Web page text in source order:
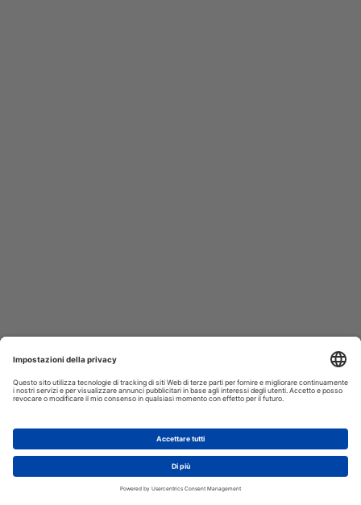
AGGIUNGI AL CARRELLO